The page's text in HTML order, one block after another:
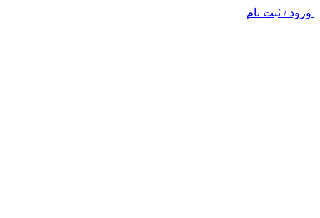
ورود / ثبت نام